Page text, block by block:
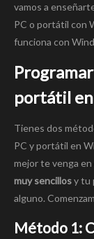
vamos a
PC o portátil con
funciona con
portátil
Tienes dos
PC y portátil en
mejor te venga
muy sencillosy tu
alguno.
Método 1: